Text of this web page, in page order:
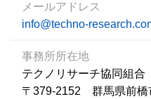
メールアドレス
info@techno-
事務所所在地
テクノリサーチ協同組合
〒379-2152 群馬県前橋